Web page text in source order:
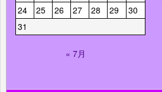
24
25 26 27 28 29
30
31
« 7月